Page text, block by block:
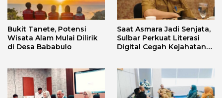
Bukit Tanete, Potensi
Wisata Alam Mulai Dilirik
di Desa Bababulo
Saat Asmara Jadi Senjata,
Sulbar Perkuat Literasi
Digital Cegah Kejahatan